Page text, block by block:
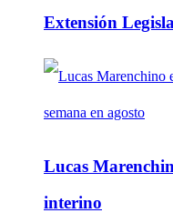
Extensión
Lucas
interino